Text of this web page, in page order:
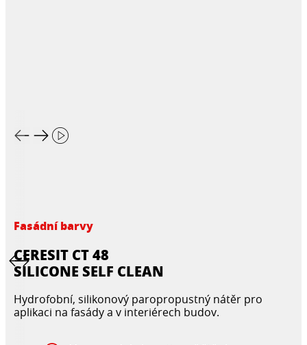
Fasádní barvy
CERESIT CT 48
SILICONE SELF CLEAN
Hydrofobní, silikonový paropropustný nátěr pro
aplikaci na fasády a v interiérech budov.